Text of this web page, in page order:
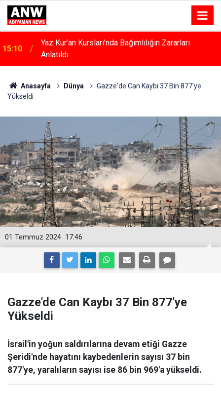
15:10
Yaz Kur’an Kursları’nda Bağımlılığın Zararları
Anlatıldı
Anasayfa Dünya
Gazze'de Can Kaybı 37 Bin 877'ye
Yükseldi
17:46
01 Temmuz 2024
Gazze'de Can Kaybı 37 Bin 877'ye
Yükseldi
İsrail'in yoğun saldırılarına devam etiği Gazze
Şeridi'nde hayatını kaybedenlerin sayısı 37 bin
877'ye, yaralıların sayısı ise 86 bin 969'a yükseldi.